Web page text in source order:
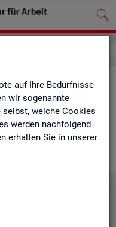
auf Ihre Bedürfnisse
wir sogenannte
welche Cookies
werden nachfolgend
erhalten Sie in unserer
Leich­ter Spra­che.